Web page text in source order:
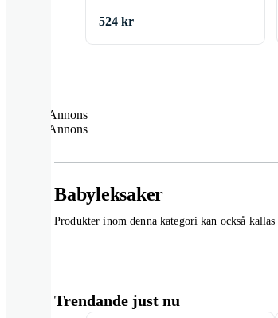
524 kr
Annons
Annons
Babyleksaker
Produkter inom denna kategori kan också kallas
Trendande just nu